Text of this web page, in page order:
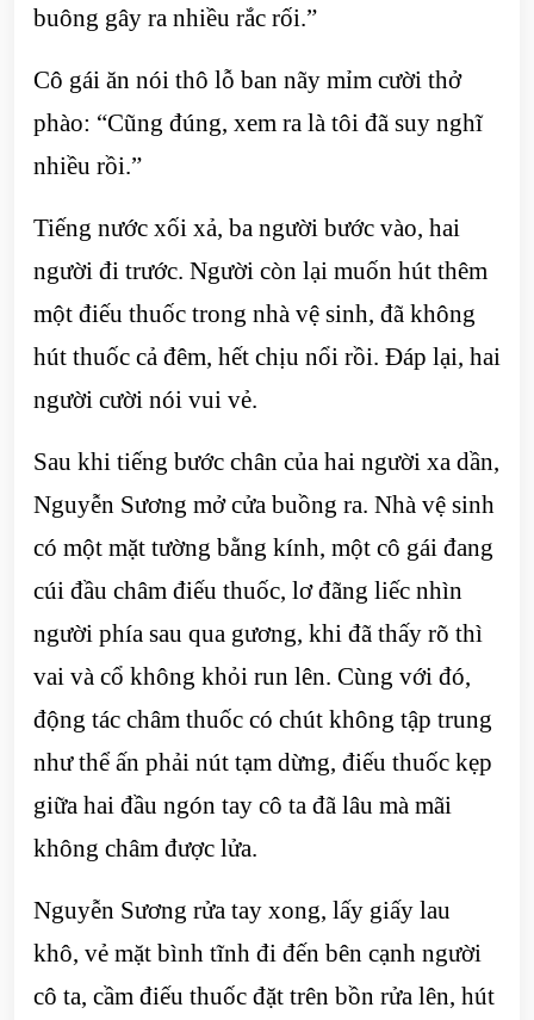
buông gây ra nhiều rắc rối.”
Cô gái ăn nói thô lỗ ban nãy mỉm cười thở
phào: “Cũng đúng, xem ra là tôi đã suy nghĩ
nhiều rồi.”
Tiếng nước xối xả, ba người bước vào, hai
người đi trước. Người còn lại muốn hút thêm
một điếu thuốc trong nhà vệ sinh, đã không
hút thuốc cả đêm, hết chịu nổi rồi. Đáp lại, hai
người cười nói vui vẻ.
Sau khi tiếng bước chân của hai người xa dần,
Nguyễn Sương mở cửa buồng ra. Nhà vệ sinh
có một mặt tường bằng kính, một cô gái đang
cúi đầu châm điếu thuốc, lơ đãng liếc nhìn
người phía sau qua gương, khi đã thấy rõ thì
vai và cổ không khỏi run lên. Cùng với đó,
động tác châm thuốc có chút không tập trung
như thể ấn phải nút tạm dừng, điếu thuốc kẹp
giữa hai đầu ngón tay cô ta đã lâu mà mãi
không châm được lửa.
Nguyễn Sương rửa tay xong, lấy giấy lau
khô, vẻ mặt bình tĩnh đi đến bên cạnh người
cô ta, cầm điếu thuốc đặt trên bồn rửa lên, hút